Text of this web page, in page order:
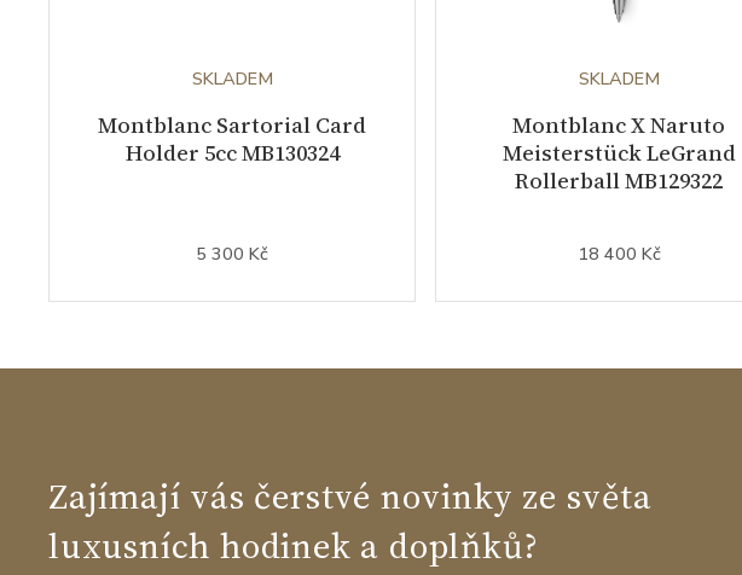
SKLADEM
Montblanc Sartorial Card
Holder 5cc MB130324
5 300 Kč
SKLADEM
Montblanc X Naruto
Meisterstück LeGrand
Rollerball MB129322
18 400 Kč
Zajímají vás čerstvé novinky ze světa
luxusních hodinek a doplňků?